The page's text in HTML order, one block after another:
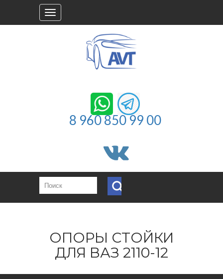
Toggle
navigation
8 960 850 99 00
ОПОРЫ СТОЙКИ
ДЛЯ ВАЗ 2110-12